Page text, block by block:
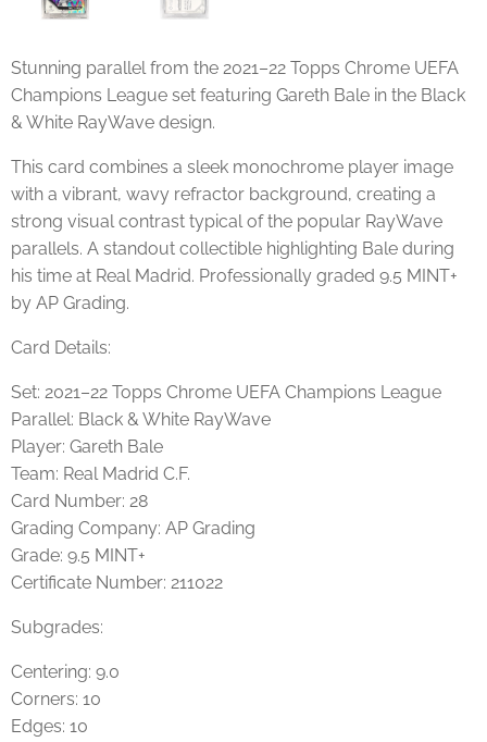
Stunning parallel from the 2021–22 Topps Chrome UEFA
Champions League set featuring Gareth Bale in the Black
& White RayWave design.
This card combines a sleek monochrome player image
with a vibrant, wavy refractor background, creating a
strong visual contrast typical of the popular RayWave
parallels. A standout collectible highlighting Bale during
his time at Real Madrid. Professionally graded 9.5 MINT+
by AP Grading.
Card Details:
Set: 2021–22 Topps Chrome UEFA Champions League
Parallel: Black & White RayWave
Player: Gareth Bale
Team: Real Madrid C.F.
Card Number: 28
Grading Company: AP Grading
Grade: 9.5 MINT+
Certificate Number: 211022
Subgrades:
Centering: 9.0
Corners: 10
Edges: 10